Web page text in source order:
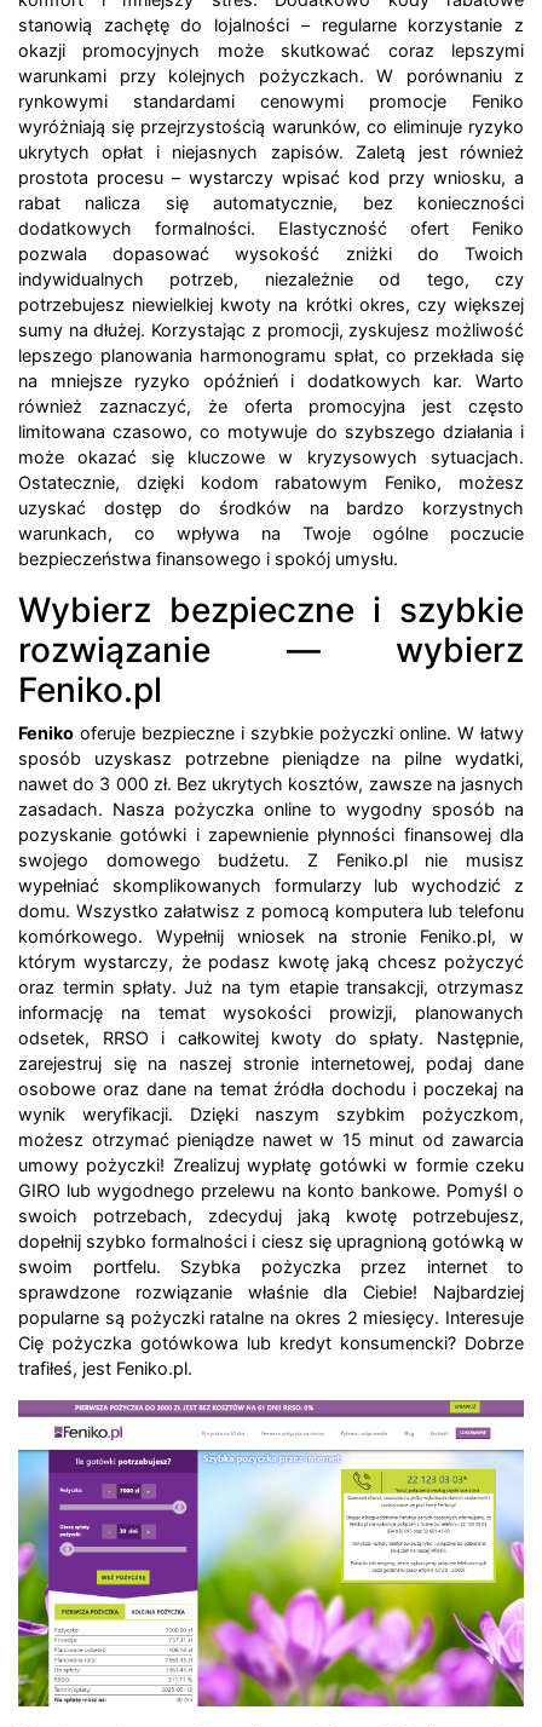
stanowią zachętę do lojalności – regularne korzystanie z
okazji promocyjnych może skutkować coraz lepszymi
warunkami przy kolejnych pożyczkach. W porównaniu z
rynkowymi standardami cenowymi promocje Feniko
wyróżniają się przejrzystością warunków, co eliminuje ryzyko
ukrytych opłat i niejasnych zapisów. Zaletą jest również
prostota procesu – wystarczy wpisać kod przy wniosku, a
rabat nalicza się automatycznie, bez konieczności
dodatkowych formalności. Elastyczność ofert Feniko
pozwala dopasować wysokość zniżki do Twoich
indywidualnych potrzeb, niezależnie od tego, czy
potrzebujesz niewielkiej kwoty na krótki okres, czy większej
sumy na dłużej. Korzystając z promocji, zyskujesz możliwość
lepszego planowania harmonogramu spłat, co przekłada się
na mniejsze ryzyko opóźnień i dodatkowych kar. Warto
również zaznaczyć, że oferta promocyjna jest często
limitowana czasowo, co motywuje do szybszego działania i
może okazać się kluczowe w kryzysowych sytuacjach.
Ostatecznie, dzięki kodom rabatowym Feniko, możesz
uzyskać dostęp do środków na bardzo korzystnych
warunkach, co wpływa na Twoje ogólne poczucie
bezpieczeństwa finansowego i spokój umysłu.
Wybierz bezpieczne i szybkie
rozwiązanie — wybierz
Feniko.pl
Feniko oferuje bezpieczne i szybkie pożyczki online. W łatwy
sposób uzyskasz potrzebne pieniądze na pilne wydatki,
nawet do 3 000 zł. Bez ukrytych kosztów, zawsze na jasnych
zasadach. Nasza pożyczka online to wygodny sposób na
pozyskanie gotówki i zapewnienie płynności finansowej dla
swojego domowego budżetu. Z Feniko.pl nie musisz
wypełniać skomplikowanych formularzy lub wychodzić z
domu. Wszystko załatwisz z pomocą komputera lub telefonu
komórkowego. Wypełnij wniosek na stronie Feniko.pl, w
którym wystarczy, że podasz kwotę jaką chcesz pożyczyć
oraz termin spłaty. Już na tym etapie transakcji, otrzymasz
informację na temat wysokości prowizji, planowanych
odsetek, RRSO i całkowitej kwoty do spłaty. Następnie,
zarejestruj się na naszej stronie internetowej, podaj dane
osobowe oraz dane na temat źródła dochodu i poczekaj na
wynik weryfikacji. Dzięki naszym szybkim pożyczkom,
możesz otrzymać pieniądze nawet w 15 minut od zawarcia
umowy pożyczki! Zrealizuj wypłatę gotówki w formie czeku
GIRO lub wygodnego przelewu na konto bankowe. Pomyśl o
swoich potrzebach, zdecyduj jaką kwotę potrzebujesz,
dopełnij szybko formalności i ciesz się upragnioną gotówką w
swoim portfelu. Szybka pożyczka przez internet to
sprawdzone rozwiązanie właśnie dla Ciebie! Najbardziej
popularne są pożyczki ratalne na okres 2 miesięcy. Interesuje
Cię pożyczka gotówkowa lub kredyt konsumencki? Dobrze
trafiłeś, jest Feniko.pl.